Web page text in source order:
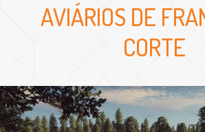
AVIÁRIOS DE
CORTE